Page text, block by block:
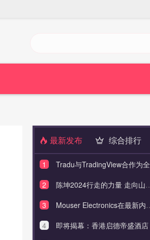
最新发布 综合排行
1
Tradu与TradingView合作为全球客户提供一流的图表和交易工具
2
陈坤2024行走的力量 走向山野感受距离自然更近的地方
3
Mouser Electronics在最新内容系列中探讨可持续智能电网创新
4
即将揭幕：香港启德帝盛酒店